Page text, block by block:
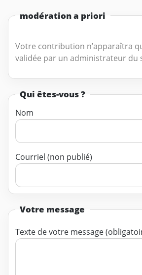
modération a priori
Votre contribution n’apparaîtra
validée par un administrateur du
Qui êtes-vous ?
Nom
Courriel (non publié)
Votre message
Texte de votre message